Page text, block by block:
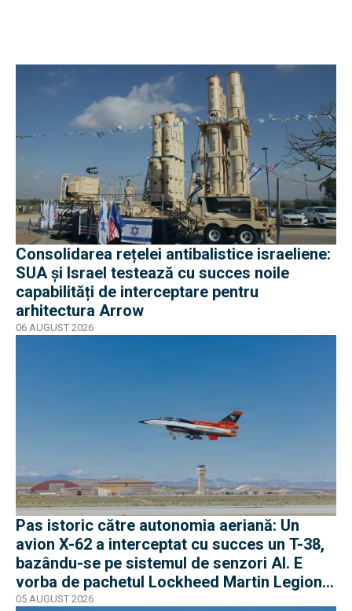
Consolidarea rețelei antibalistice israeliene:
SUA și Israel testează cu succes noile
capabilități de interceptare pentru
arhitectura Arrow
06 AUGUST 2026
Pas istoric către autonomia aeriană: Un
avion X-62 a interceptat cu succes un T-38,
bazându-se pe sistemul de senzori AI. E
vorba de pachetul Lockheed Martin Legion
Pod
05 AUGUST 2026